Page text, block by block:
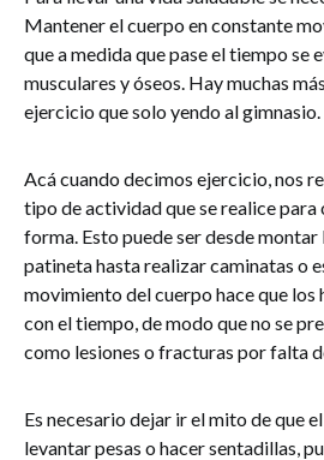
Mantener el cuerpo en constante
que a medida que pase el tiempo se
musculares y óseos. Hay muchas
ejercicio que solo yendo al gimnasio.
Acá cuando decimos ejercicio, nos
tipo de actividad que se realice para
forma. Esto puede ser desde
patineta hasta realizar caminatas o
movimiento del cuerpo hace que los
con el tiempo, de modo que no se
como lesiones o fracturas por falta
Es necesario dejar ir el mito de que
levantar pesas o hacer sentadillas,